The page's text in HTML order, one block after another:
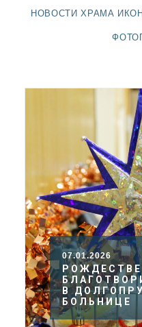
НОВОСТИ ХРАМА
07.01.2026
В
БОЛЬНИЦЕ